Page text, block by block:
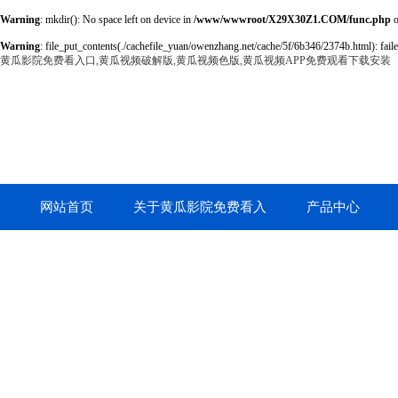
Warning: mkdir(): No space left on device in /www/wwwroot/X29X30Z1.COM/func.php
Warning: file_put_contents(./cachefile_yuan/owenzhang.net/cache/5f/6b346/2374b.html):
黄瓜影院免费看入口,黄瓜视频破解版,黄瓜视频色版,黄瓜视频APP免费观看下载安装
网站首页 关于黄瓜影院免费看入 产品中心